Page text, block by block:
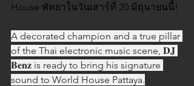
House พัทยาในวันเสาร์ที่ 20 มิถุนายนนี้!
A decorated champion and a true pillar
of the Thai electronic music scene, 𝐃𝐉
𝐁𝐞𝐧𝐳 is ready to bring his signature
sound to World House Pattaya.